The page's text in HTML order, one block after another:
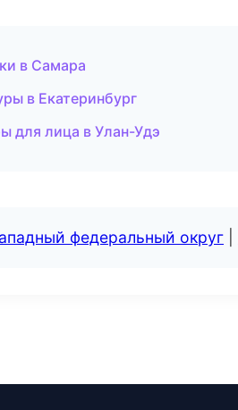
в Самара
в Екатеринбург
для лица в Улан-Удэ
федеральный округ